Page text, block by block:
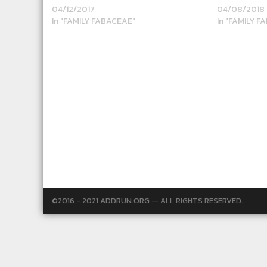
04/12/2017
In "FAMILY FABACEAE"
04/08/2018
In "FAMILY
©2016 - 2021 ADDRUN.ORG — ALL RIGHTS RESERVED.